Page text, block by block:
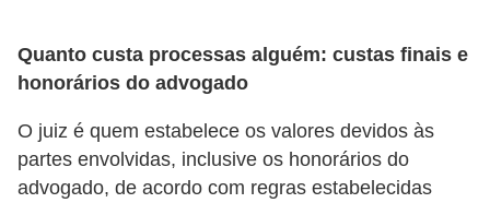
Quanto custa processas alguém: custas finais e
honorários do advogado
O juiz é quem estabelece os valores devidos às
partes envolvidas, inclusive os honorários do
advogado, de acordo com regras estabelecidas
E
d
u
c
a